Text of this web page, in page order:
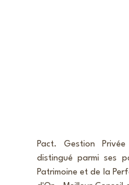
Pact. Gestion
distingué parmi ses
Patrimoine et de la